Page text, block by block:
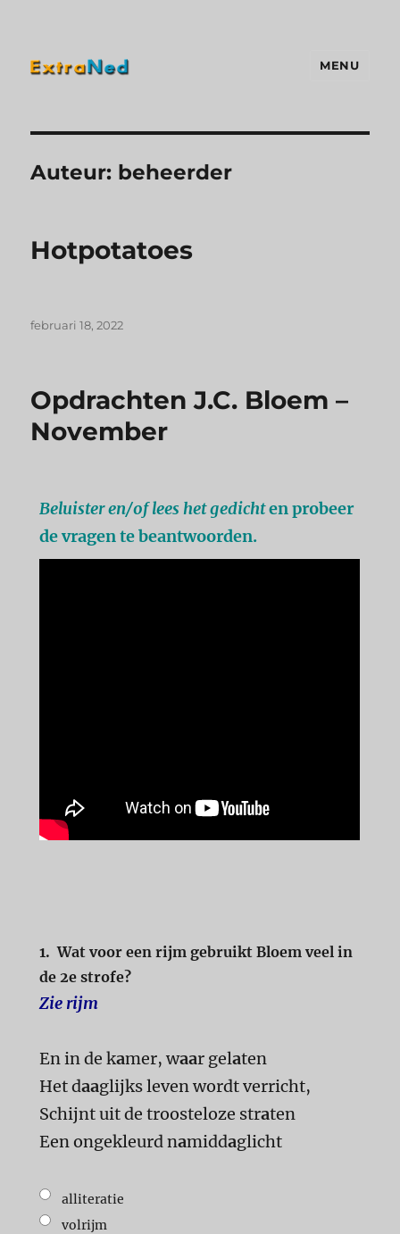
MENU
Auteur: beheerder
Hotpotatoes
februari 18, 2022
Opdrachten J.C. Bloem –
November
Beluister en/of lees het gedichten probeer
de vragen te beantwoorden.
1. Wat voor een rijm gebruikt Bloem veel in
de 2e strofe?
Zie rijm
En in de kamer, waar gelaten
Het daaglijks leven wordt verricht,
Schijnt uit de troosteloze straten
Een ongekleurd namiddaglicht
alliteratie
volrijm